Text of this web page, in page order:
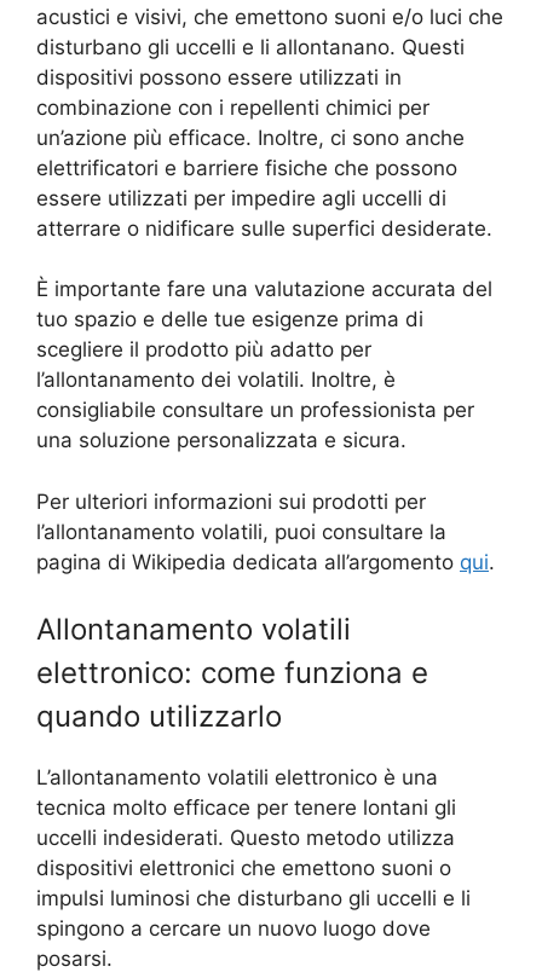
acustici e visivi, che emettono suoni e/o luci che
disturbano gli uccelli e li allontanano. Questi
dispositivi possono essere utilizzati in
combinazione con i repellenti chimici per
un’azione più efficace. Inoltre, ci sono anche
elettrificatori e barriere fisiche che possono
essere utilizzati per impedire agli uccelli di
atterrare o nidificare sulle superfici desiderate.
È importante fare una valutazione accurata del
tuo spazio e delle tue esigenze prima di
scegliere il prodotto più adatto per
l’allontanamento dei volatili. Inoltre, è
consigliabile consultare un professionista per
una soluzione personalizzata e sicura.
Per ulteriori informazioni sui prodotti per
l’allontanamento volatili, puoi consultare la
pagina di Wikipedia dedicata all’argomento qui.
Allontanamento volatili
elettronico: come funziona e
quando utilizzarlo
L’allontanamento volatili elettronico è una
tecnica molto efficace per tenere lontani gli
uccelli indesiderati. Questo metodo utilizza
dispositivi elettronici che emettono suoni o
impulsi luminosi che disturbano gli uccelli e li
spingono a cercare un nuovo luogo dove
posarsi.